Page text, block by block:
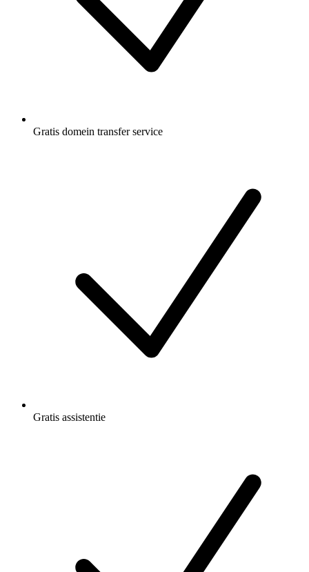
Gratis domein transfer service
Gratis assistentie